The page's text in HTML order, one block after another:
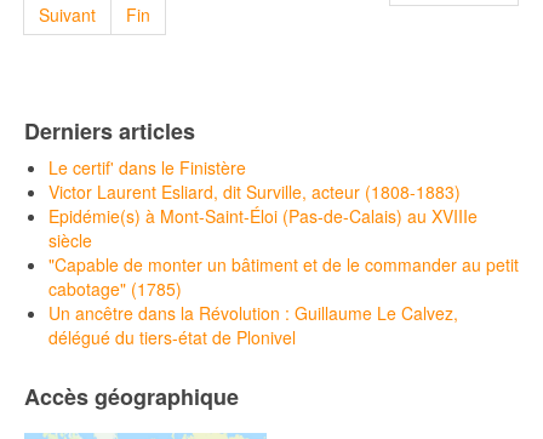
Suivant Fin
Derniers articles
Le certif' dans le Finistère
Victor Laurent Esliard, dit Surville, acteur (1808-1883)
Epidémie(s) à Mont-Saint-Éloi (Pas-de-Calais) au XVIIIe
siècle
"Capable de monter un bâtiment et de le commander au petit
cabotage" (1785)
Un ancêtre dans la Révolution : Guillaume Le Calvez,
délégué du tiers-état de Plonivel
Accès géographique